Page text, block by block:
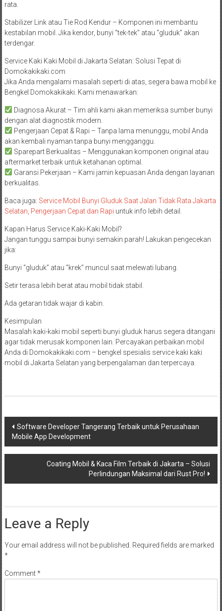
rata.
Stabilizer Link atau Tie Rod Kendur – Komponen ini membantu
kestabilan mobil. Jika kendor, bunyi “tek-tek” atau “gluduk” akan
terdengar.
Service Kaki Kaki Mobil di Jakarta Selatan: Solusi Tepat di
Domokakikaki.com
Jika Anda mengalami masalah seperti di atas, segera bawa mobil ke
Bengkel Domokakikaki. Kami menawarkan:
Diagnosa Akurat – Tim ahli kami akan memeriksa sumber bunyi
dengan alat diagnostik modern.
Pengerjaan Cepat & Rapi – Tanpa lama menunggu, mobil Anda
akan kembali nyaman tanpa bunyi mengganggu.
Sparepart Berkualitas – Menggunakan komponen original atau
aftermarket terbaik untuk ketahanan optimal.
Garansi Pekerjaan – Kami jamin kepuasan Anda dengan layanan
berkualitas.
Baca juga: Service Mobil Bunyi Gluduk Saat Jalan Tidak Rata Jakarta
Selatan, Pengerjaan Cepat dan Rapi untuk info lebih detail.
Kapan Harus Service Kaki-Kaki Mobil?
Jangan tunggu sampai bunyi semakin parah! Lakukan pengecekan
jika:
Bunyi “gluduk” atau “krek” muncul saat melewati lubang.
Setir terasa lebih berat atau mobil tidak stabil.
Ada getaran tidak wajar di kabin.
Kesimpulan
Masalah kaki-kaki mobil seperti bunyi gluduk harus segera ditangani
agar tidak merusak komponen lain. Percayakan perbaikan mobil
Anda di Domokakikaki.com – bengkel spesialis service kaki kaki
mobil di Jakarta Selatan yang berpengalaman dan terpercaya.
Post
navigation
Software Developer Tangerang Terbaik untuk Perusahaan
Mobile App Development
Coating Mobil & Kaca Film Terbaik di Jakarta – Solusi
Perlindungan Maksimal dari Rust Pro!
Leave a Reply
Your email address will not be published. Required fields are marked
*
Comment*